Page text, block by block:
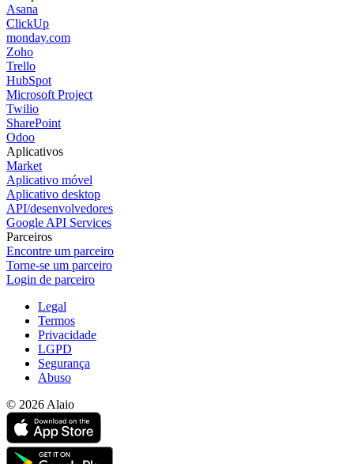
Asana
ClickUp
monday.com
Zoho
Trello
HubSpot
Microsoft Project
Twilio
SharePoint
Odoo
Aplicativos
Market
Aplicativo móvel
Aplicativo desktop
API/desenvolvedores
Google API Services
Parceiros
Encontre um parceiro
Torne-se um parceiro
Login de parceiro
Legal
Termos
Privacidade
LGPD
Segurança
Abuso
© 2026 Alaio